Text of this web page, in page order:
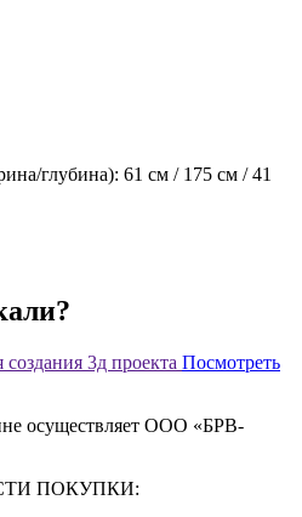
глубина): 61 см / 175 см / 41
3д проекта Посмотреть
осуществляет ООО «БРВ-
ПОКУПКИ: